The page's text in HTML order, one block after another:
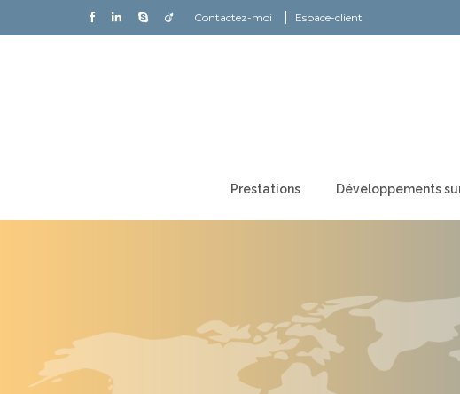
Contactez-moi Espace-client
Prestations Développements